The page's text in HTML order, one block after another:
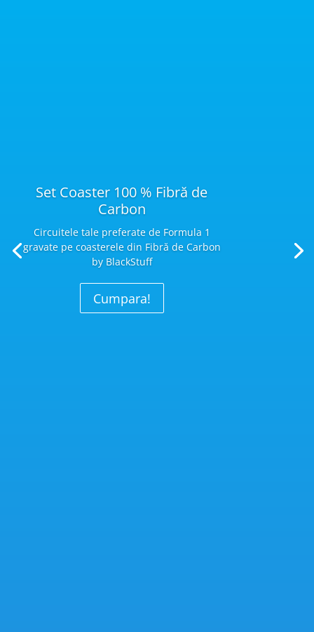
Set Coaster 100 % Fibră de
Carbon
Circuitele tale preferate de Formula 1
gravate pe coasterele din Fibră de Carbon
by BlackStuff
Cumpara!